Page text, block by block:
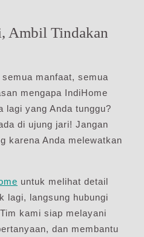
Ambil Tindakan
manfaat, semua
mengapa IndiHome
lagi yang Anda tunggu?
di ujung jari! Jangan
karena Anda melewatkan
untuk melihat detail
lagi, langsung hubungi
kami siap melayani
dan membantu